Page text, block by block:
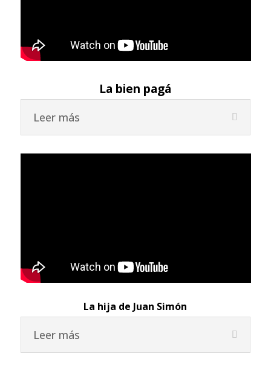
La bien pagá
Leer más
La hija de Juan Simón
Leer más